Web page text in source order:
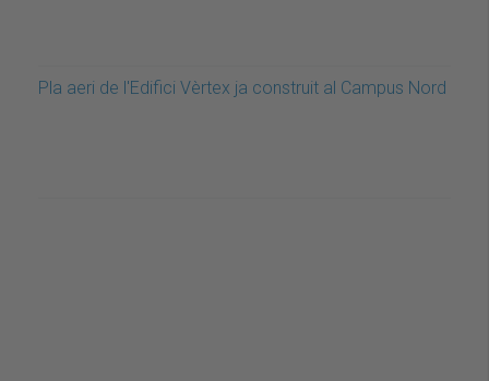
Pla aeri de l'Edifici Vèrtex ja construit al Campus Nord